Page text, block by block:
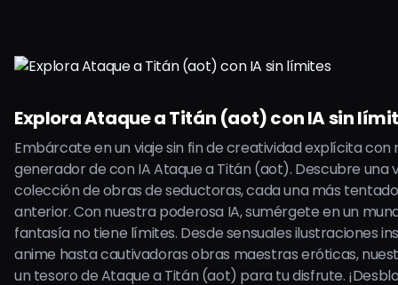
Explora Ataque a Titán (aot) con IA sin
Embárcate en un viaje sin fin de creatividad explícita con
generador de con IA Ataque a Titán (aot). Descubre una
colección de obras de seductoras, cada una más
anterior. Con nuestra poderosa IA, sumérgete en un
fantasía no tiene límites. Desde sensuales ilustraciones
anime hasta cautivadoras obras maestras eróticas,
un tesoro de Ataque a Titán (aot) para tu disfrute.